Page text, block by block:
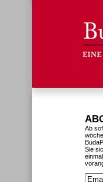
Ab
Sie